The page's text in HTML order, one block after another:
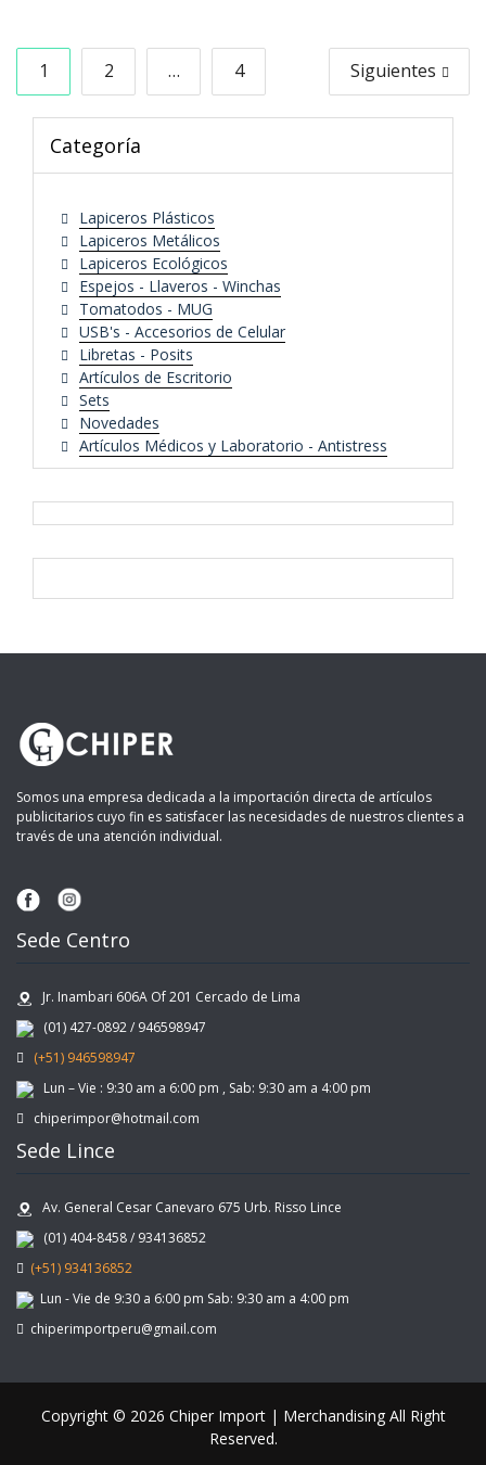
Navegación
de
entradas
1 2 … 4 Siguientes
Categoría
Lapiceros Plásticos
Lapiceros Metálicos
Lapiceros Ecológicos
Espejos - Llaveros - Winchas
Tomatodos - MUG
USB's - Accesorios de Celular
Libretas - Posits
Artículos de Escritorio
Sets
Novedades
Artículos Médicos y Laboratorio - Antistress
Somos una empresa dedicada a la importación directa de artículos
publicitarios cuyo fin es satisfacer las necesidades de nuestros clientes a
través de una atención individual.
Sede Centro
Jr. Inambari 606A Of 201 Cercado de Lima
(01) 427-0892 / 946598947
(+51) 946598947
Lun – Vie : 9:30 am a 6:00 pm , Sab: 9:30 am a 4:00 pm
chiperimpor@hotmail.com
Sede Lince
Av. General Cesar Canevaro 675 Urb. Risso Lince
(01) 404-8458 / 934136852
(+51) 934136852
Lun - Vie de 9:30 a 6:00 pm Sab: 9:30 am a 4:00 pm
chiperimportperu@gmail.com
Copyright © 2026 Chiper Import | Merchandising All Right
Reserved.